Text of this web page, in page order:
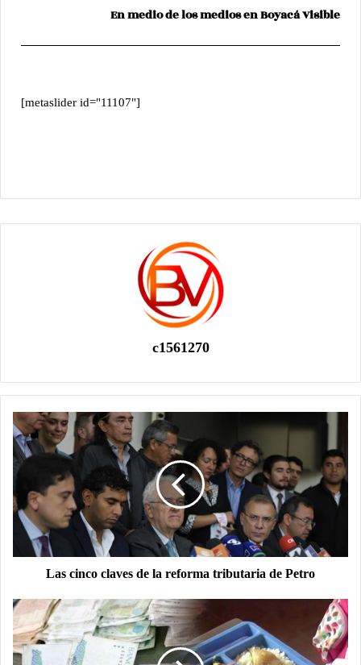
En medio de los medios en Boyacá Visible
[metaslider id="11107"]
c1561270
Las cinco claves de la reforma tributaria de Petro